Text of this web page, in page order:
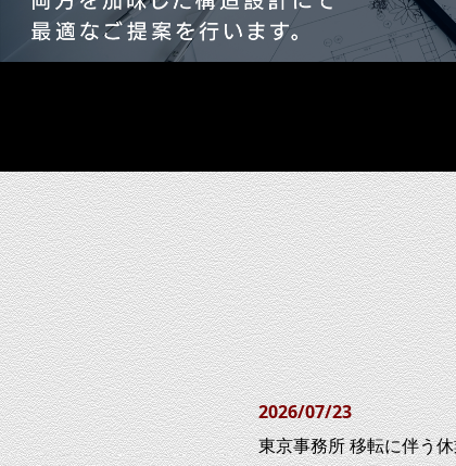
2026/07/23
東京事務所 移転に伴う